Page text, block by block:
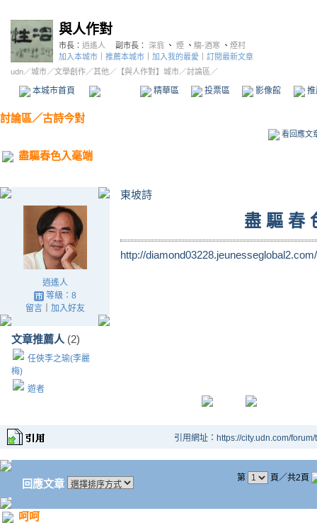
與人作對
市長： 逍遙人 副市長： 深翁 、 煙 、 觴-酒寒 、 煙村
加入本城市
推薦本城市 加入我的最愛
訂閱最新文章
udn／城市／文學創作／其他 ／ 【與人作對】城市／討論區／
本城市首頁 精華區 投票區 影像館
討論區／古詩今對
看回應文
盡驅春色入毫端
逍遙人
等級：8
留言｜ 加入好友
文章推薦人 (2)
任俠李之瑜(李麗
梅)
遊者
東坡詩
盡 驅 春
http://
引用網址：https://city.udn.com/
回應文章 第 頁／共2頁
呵呵